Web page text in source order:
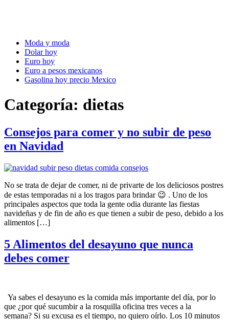
Moda y moda
Dolar hoy
Euro hoy
Euro a pesos mexicanos
Gasolina hoy precio Mexico
Categoría: dietas
Consejos para comer y no subir de peso
en Navidad
No se trata de dejar de comer, ni de privarte de los deliciosos postres
de estas temporadas ni a los tragos para brindar 😉 . Uno de los
principales aspectos que toda la gente odia durante las fiestas
navideñas y de fin de año es que tienen a subir de peso, debido a los
alimentos […]
5 Alimentos del desayuno que nunca
debes comer
Ya sabes el desayuno es la comida más importante del día, por lo
que ¿por qué sucumbir a la rosquilla oficina tres veces a la
semana? Si su excusa es el tiempo, no quiero oírlo. Los 10 minutos